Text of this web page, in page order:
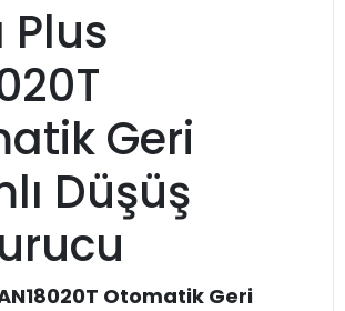
Plus
Geri
Düşüş
Otomatik Geri